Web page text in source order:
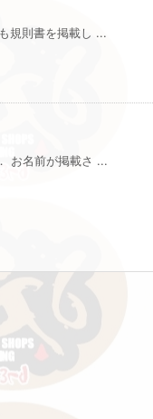
規則書を掲載し ...
お名前が掲載さ ...